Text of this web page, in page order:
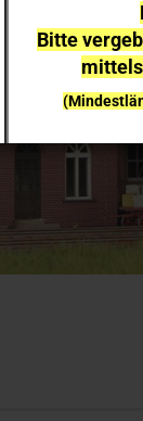
Bitte
bei
NEUHEITEN sind